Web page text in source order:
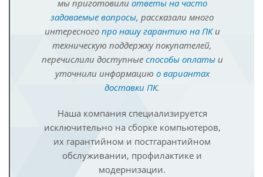
мы приготовили ответы на часто
задаваемые вопросы, рассказали много
интересного про нашу гарантию на ПКи
техническую поддержку покупателей,
перечислили доступные способы оплатыи
уточнили информацию о вариантах
доставки ПК.
Наша компания специализируется
исключительно на сборке компьютеров,
их гарантийном и постгарантийном
обслуживании, профилактике и
модернизации.